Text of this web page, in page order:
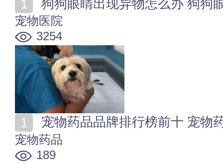
狗狗眼睛出现异物怎么办 狗狗
宠物医院
3254
宠物药品品牌排行榜前十 宠物
宠物药品
189